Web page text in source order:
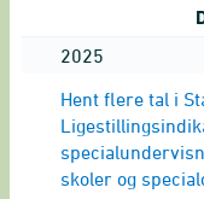
2025
Hent flere tal i
skoler og